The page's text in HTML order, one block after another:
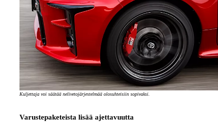
Kuljettaja voi säätää nelivetojärjestelmää olosuhteisiin sopivaksi.
Varustepaketeista lisää ajettavuutta